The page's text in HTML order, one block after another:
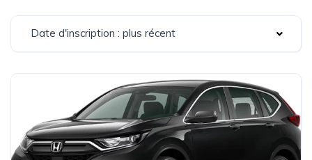
Date d'inscription : plus récent